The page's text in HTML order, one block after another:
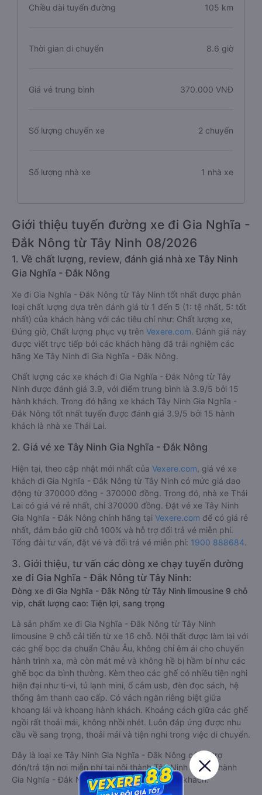
Chiều dài tuyến đường 105 km
Thời gian di chuyển 8.6 giờ
Giá vé trung bình 370.000 VNĐ
Số lượng chuyến xe 2 chuyến
Số lượng nhà xe 1 nhà xe
Giới thiệu tuyến đường xe đi Gia Nghĩa -
Đắk Nông từ Tây Ninh 08/2026
1. Về chất lượng, review, đánh giá nhà xe Tây Ninh
Gia Nghĩa - Đắk Nông
Xe đi Gia Nghĩa - Đắk Nông từ Tây Ninh tốt nhất được phân
loại chất lượng dựa trên đánh giá từ 1 đến 5 (1: tệ nhất, 5: tốt
nhất) của khách hàng với các tiêu chí như: Chất lượng xe,
Đúng giờ, Chất lượng phục vụ trên Vexere.com. Đánh giá này
được viết trực tiếp bởi các khách hàng đã trải nghiệm các
hãng Xe Tây Ninh đi Gia Nghĩa - Đắk Nông.
Chất lượng các xe khách đi Gia Nghĩa - Đắk Nông từ Tây
Ninh được đánh giá 3.9, với điểm trung bình là 3.9/5 bởi 15
hành khách. Trong đó hãng xe khách Tây Ninh Gia Nghĩa -
Đắk Nông tốt nhất tuyến được đánh giá 3.9/5 bởi 15 hành
khách là nhà xe Thái Lai.
2. Giá vé xe Tây Ninh Gia Nghĩa - Đắk Nông
Hiện tại, theo cập nhật mới nhất của Vexere.com , giá vé xe
khách đi Gia Nghĩa - Đắk Nông từ Tây Ninh có mức giá dao
động từ 370000 đồng - 370000 đồng. Trong đó, nhà xe Thái
Lai có giá vé rẻ nhất, chỉ 370000 đồng. Đặt vé xe Tây Ninh
Gia Nghĩa - Đắk Nông chính hãng tại Vexere.com để có giá rẻ
nhất, đảm bảo giữ chỗ 100% và hỗ trợ đổi trả vé miễn phí.
Tổng đài tư vấn, đặt vé và đổi trả vé miễn phí: 1900 888684.
3. Giới thiệu, tư vấn các dòng xe chạy tuyến đường
xe đi Gia Nghĩa - Đắk Nông từ Tây Ninh:
Dòng xe đi Gia Nghĩa - Đắk Nông từ Tây Ninh limousine 9 chỗ
vip, chất lượng cao: Tiện lợi, sang trọng
Là sản phẩm xe đi Gia Nghĩa - Đắk Nông từ Tây Ninh
limousine 9 chỗ cải tiến từ xe 16 chỗ. Nội thất được làm lại với
các ghế bọc da chuẩn Châu Âu, không chỉ êm ái cho chuyến
hành trình xa, mà còn mát mẻ và không hề bị hầm bí như các
ghế bọc da bình thường. Kèm theo các ghế có nhiều tiện nghi
hiện đại như ti-vi, tủ lạnh mini, ổ cắm usb, đèn đọc sách, hệ
thống âm thanh cao cấp. Có vách ngăn riêng biệt giữa
khoang lái và khoang hành khách. Khoảng cách giữa các ghế
ngồi rất thoải mái, không nhồi nhét. Luôn đáp ứng được nhu
cầu về sang trọng, thoải mái và tiện nghi trong việc di chuyển.
Đây là loại xe Tây Ninh Gia Nghĩa - Đắk Nông có hỗ trợ
đón/trả tận nơi miễn phí tại nội thành Tây Ninh và nội thành
Gia Nghĩa - Đắk Nông, rất thuận tiện cho du khách.